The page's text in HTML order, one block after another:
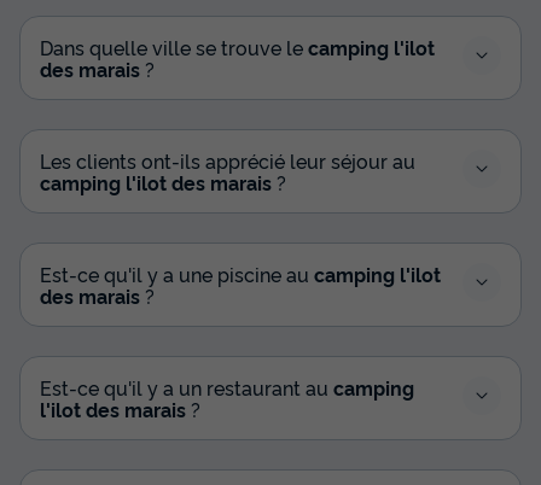
Dans quelle ville se trouve lecamping l'ilot
des marais ?
Les clients ont-ils apprécié leur séjour au
camping l'ilot des marais ?
Est-ce qu'il y a une piscine au camping l'ilot
des marais ?
Est-ce qu'il y a un restaurant au camping
l'ilot des marais ?